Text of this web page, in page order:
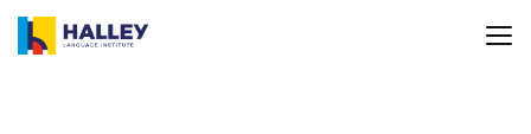
contenu